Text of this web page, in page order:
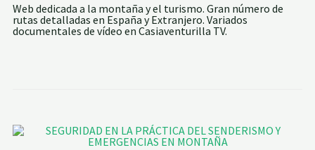
Web dedicada a la montaña y el turismo. Gran número de
rutas detalladas en España y Extranjero. Variados
documentales de vídeo en Casiaventurilla TV.